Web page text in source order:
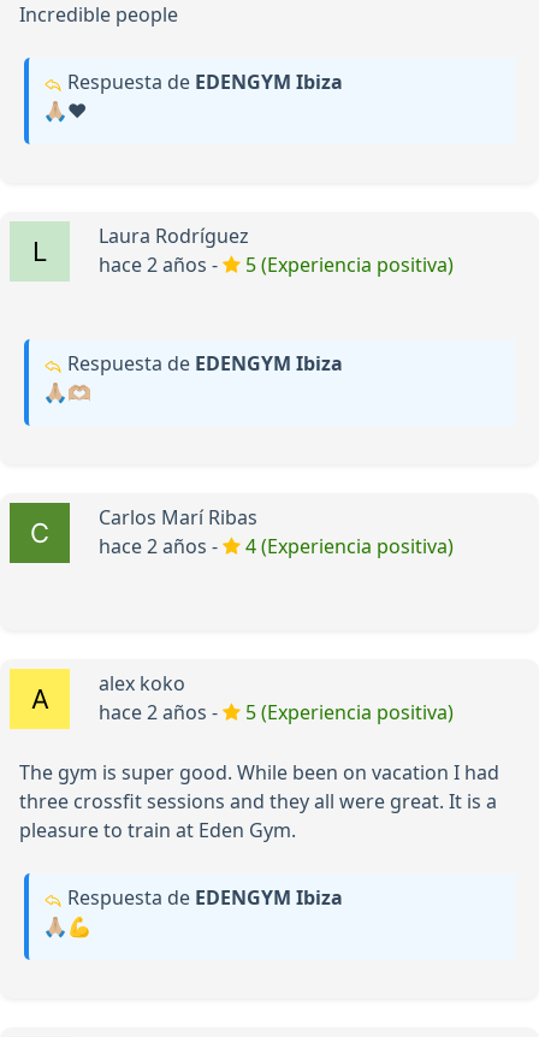
Incredible people
Respuesta de EDENGYM Ibiza
🙏🏼❤️
Laura Rodríguez
hace 2 años -
5 (Experiencia positiva)
Respuesta de EDENGYM Ibiza
🙏🏼🫶🏼
Carlos Marí Ribas
hace 2 años -
4 (Experiencia positiva)
alex koko
hace 2 años -
5 (Experiencia positiva)
The gym is super good. While been on vacation I had
three crossfit sessions and they all were great. It is a
pleasure to train at Eden Gym.
Respuesta de EDENGYM Ibiza
🙏🏼💪